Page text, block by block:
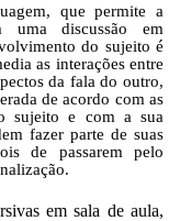
que permite a
uma discussão em
do sujeito é
as interações entre
da fala do outro,
de acordo com as
sujeito e com a sua
fazer parte de suas
de passarem pelo
em sala de aula,